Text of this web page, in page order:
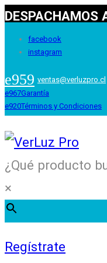
DESPACHAMOS
facebook
instagram
ventas@verluzpro.cl
Garantía
Términos y Condiciones
¿Qué producto
×
Regístrate